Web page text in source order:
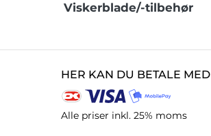
Viskerblade/-tilbehør
HER KAN DU BETALE MED
Alle priser inkl. 25% moms